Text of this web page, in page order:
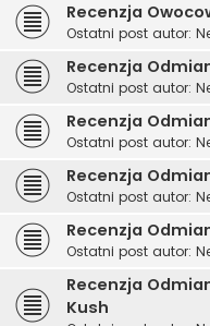
Recenzja
Ostatni post autor:
Recenzja
Ostatni post autor:
Recenzja
Ostatni post autor:
Recenzja
Ostatni post autor:
Recenzja
Ostatni post autor:
Recenzja
Kush